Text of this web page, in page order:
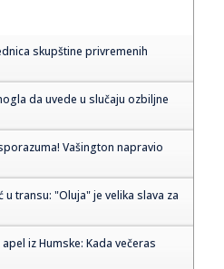
skupštine privremenih
da uvede u slučaju ozbiljne
Vašington napravio
u transu: "Oluja" je velika slava za
iz Humske: Kada večeras